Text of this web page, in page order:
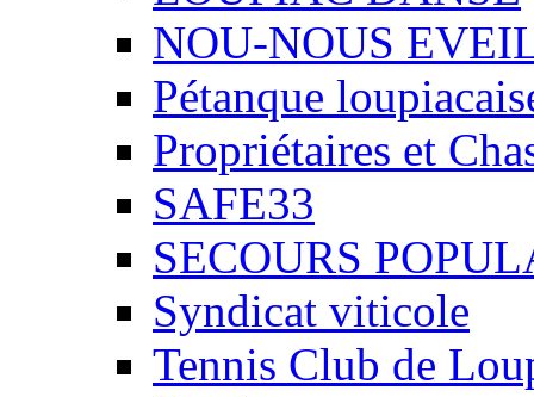
NOU-NOUS
Pétanque
Propriétaires et
SAFE33
SECOURS
Syndicat viticole
Tennis Club de